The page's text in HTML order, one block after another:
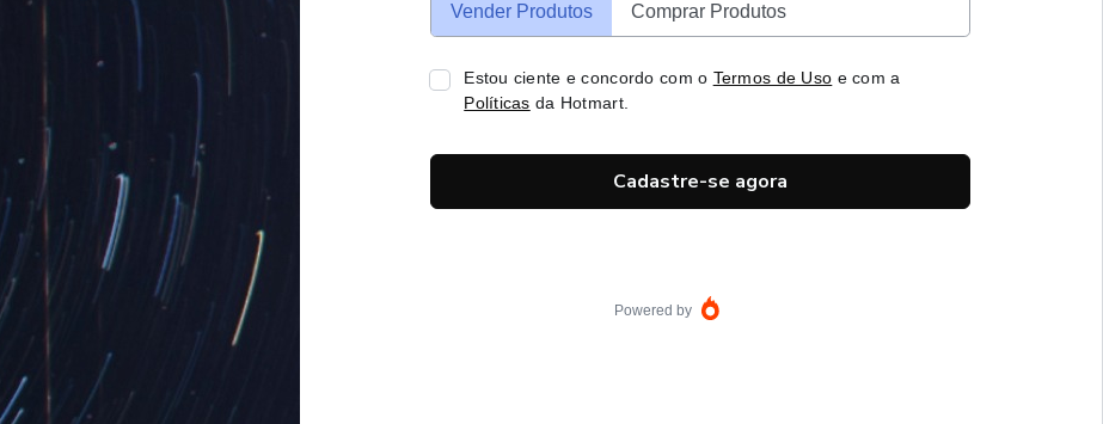
Vender Produtos Comprar Produtos
Estou ciente e concordo com o Termos de Uso e com a
Políticas da Hotmart.
Cadastre-se agora
Powered by